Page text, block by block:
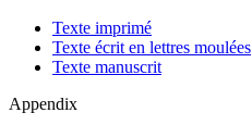
Texte imprimé
Texte écrit en lettres moulées
Texte manuscrit
Appendix